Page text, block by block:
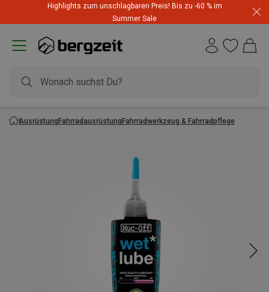
Highlights zum unschlagbaren Preis! Bis zu -60 % im
Summer Sale
AusrüstungFahrradausrüstungFahrradwerkzeug & Fahrradpflege